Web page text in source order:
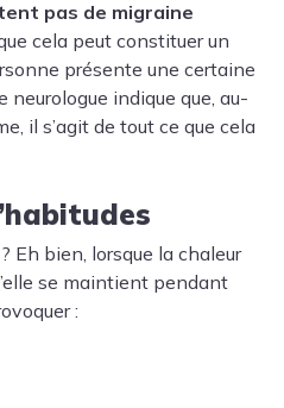
pas de migraine
que cela peut constituer un
présente une certaine
indique que, au-
il s’agit de tout ce que cela
Eh bien, lorsque la chaleur
se maintient pendant
: